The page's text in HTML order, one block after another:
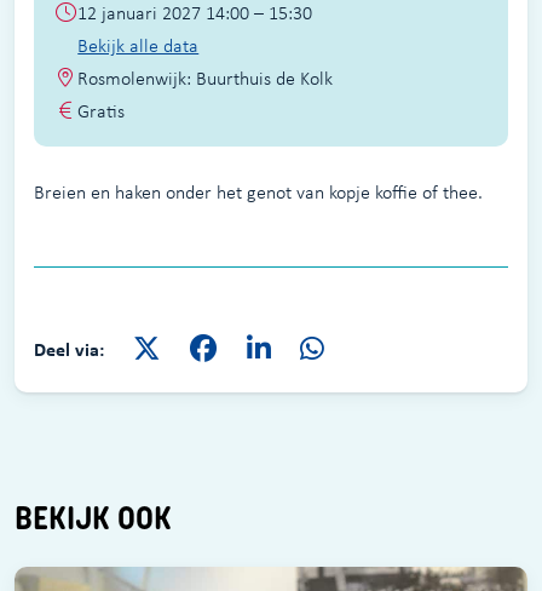
12 januari 2027 14:00 – 15:30
Bekijk alle data
Rosmolenwijk: Buurthuis de Kolk
Gratis
Breien en haken onder het genot van kopje koffie of thee.
Deel via:
BEKIJK OOK